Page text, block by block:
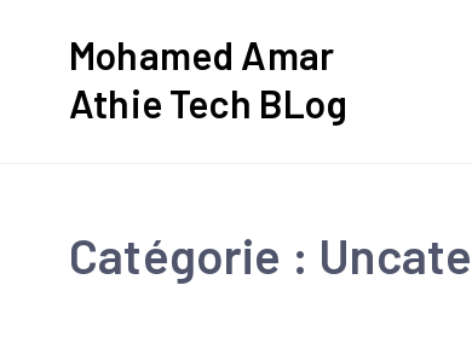
Mohamed Amar
Athie Tech BLog
Catégorie :